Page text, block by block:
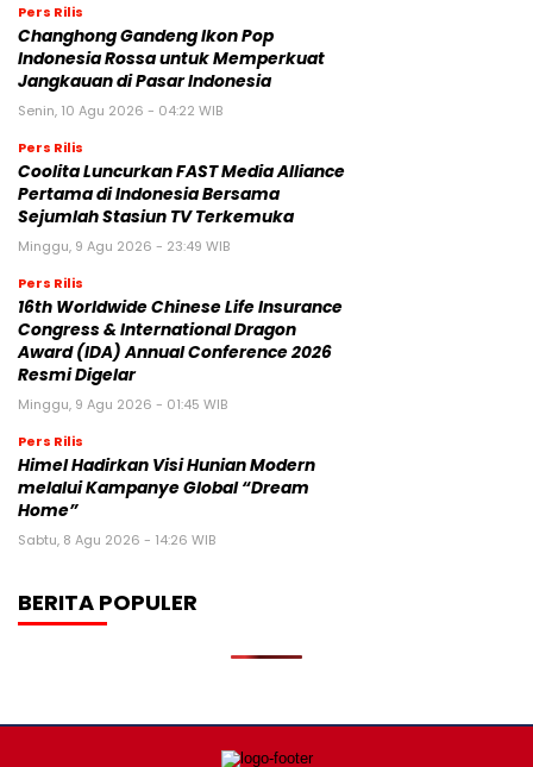
Pers Rilis
Changhong Gandeng Ikon Pop
Indonesia Rossa untuk Memperkuat
Jangkauan di Pasar Indonesia
Senin, 10 Agu 2026 - 04:22 WIB
Pers Rilis
Coolita Luncurkan FAST Media Alliance
Pertama di Indonesia Bersama
Sejumlah Stasiun TV Terkemuka
Minggu, 9 Agu 2026 - 23:49 WIB
Pers Rilis
16th Worldwide Chinese Life Insurance
Congress & International Dragon
Award (IDA) Annual Conference 2026
Resmi Digelar
Minggu, 9 Agu 2026 - 01:45 WIB
Pers Rilis
Himel Hadirkan Visi Hunian Modern
melalui Kampanye Global “Dream
Home”
Sabtu, 8 Agu 2026 - 14:26 WIB
BERITA POPULER